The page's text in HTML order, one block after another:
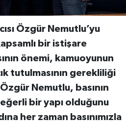
Özgür Nemutlu’yu
bir istişare
önemi, kamuoyunun
tutulmasının gerekliliği
Nemutlu, basının
bir yapı olduğunu
her zaman basınımızla